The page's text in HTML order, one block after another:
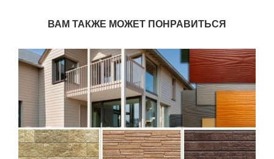
ВАМ ТАКЖЕ МОЖЕТ ПОНРАВИТЬСЯ